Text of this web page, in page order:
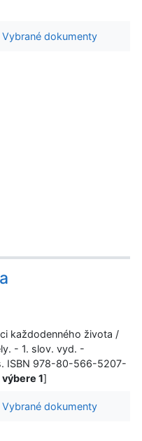
Vybrané dokumenty
každodenného života /
- 1. slov. vyd. -
ISBN 978-80-566-5207-
1]
Vybrané dokumenty